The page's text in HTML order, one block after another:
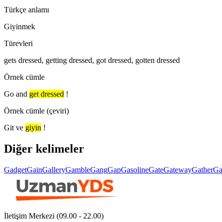
Türkçe anlamı
Giyinmek
Türevleri
gets dressed, getting dressed, got dressed, gotten dressed
Örnek cümle
Go and get dressed !
Örnek cümle (çeviri)
Git ve giyin !
Diğer kelimeler
GadgetGainGalleryGambleGangGapGasolineGateGatewayGather
İletişim Merkezi (09.00 - 22.00)